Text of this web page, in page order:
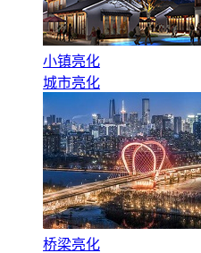
小镇亮化
城市亮化
桥梁亮化